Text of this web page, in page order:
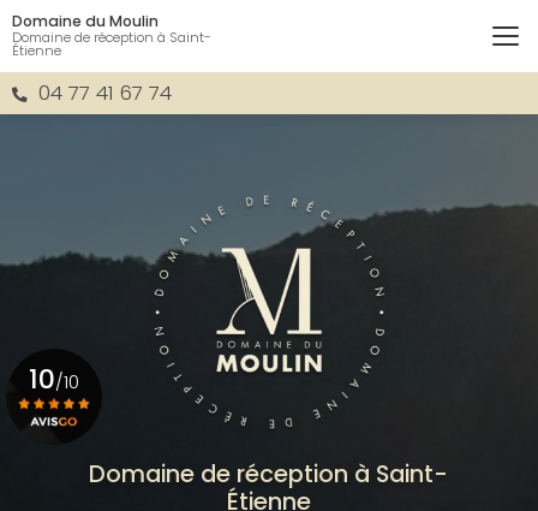
Aller
au
contenu
principal04 77 41 67 74
Domaine du Moulin
Domaine de réception à Saint-
Étienne
Domaine de réception à Saint-
Étienne
10/10